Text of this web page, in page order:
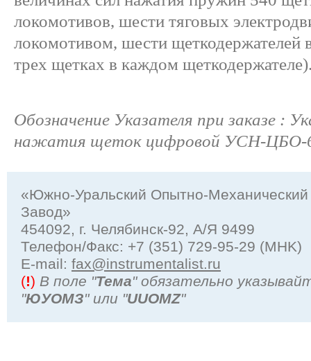
локомотивов, шести тяговых
локомотивом, шести щеткодержателей
трех щетках в каждом
Обозначение Указателя при заказе :
нажатия щеток цифровой УСН-ЦБО-
«Южно-Уральский Опытно-Механический
Завод»
454092, г. Челябинск-92, А/Я 9499
Телефон/Факс: +7 (351) 729-95-29 (MHK)
Е-mail: fax@instrumentalist.ru
(!) В поле "Тема" обязательно
"ЮУОМЗ" или "UUOMZ"